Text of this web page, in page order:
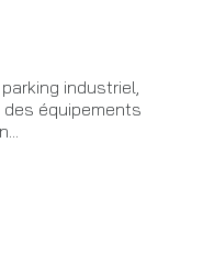
industriel,
équipements